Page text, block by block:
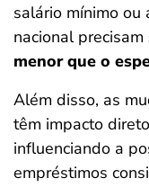
salário mínimo
nacional precisam
menor que o
Além disso, as
têm impacto
influenciando a
empréstimos